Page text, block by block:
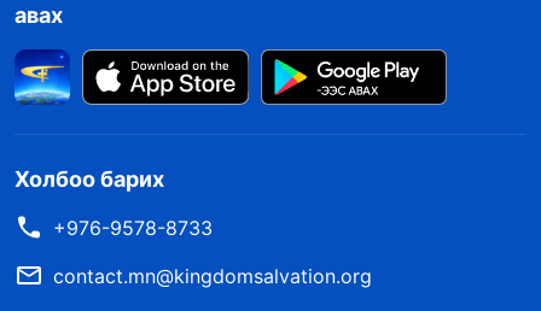
авах
Холбоо барих
+976-9578-8733
contact.mn@kingdomsalvation.org